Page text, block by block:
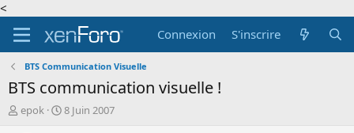
<
Connexion
S'inscrire
BTS Communication Visuelle
BTS communication visuelle !
A
epok
D
8 Juin 2007